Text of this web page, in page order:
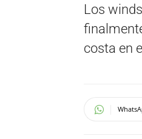
Los
costa en